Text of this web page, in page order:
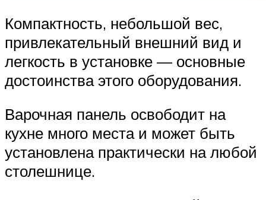
Компактность, небольшой вес,
привлекательный внешний вид и
легкость в установке — основные
достоинства этого оборудования.
Варочная панель освободит на
кухне много места и может быть
установлена практически на любой
столешнице.